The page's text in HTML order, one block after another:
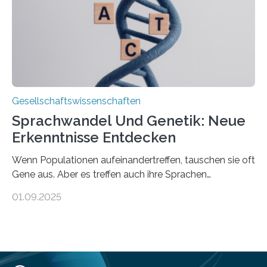
Haushalts gelegt. Pflege im eigenen Haushalt richtet
sich oft an den/die Partner*in und dies häufig im
Gesellschaftswissenschaften
Sprachwandel Und Genetik: Neue
Erkenntnisse Entdecken
Wenn Populationen aufeinandertreffen, tauschen sie oft
Gene aus. Aber es treffen auch ihre Sprachen
Sprachen verändern. Wie stark tun sie dies tatsächlich,
Universität Zürich globale Muster des genetischen
01.09.2025